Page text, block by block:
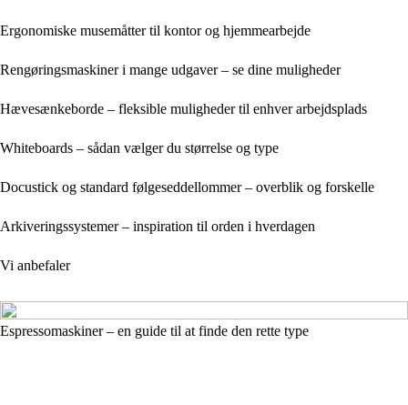
Ergonomiske musemåtter til kontor og hjemmearbejde
Rengøringsmaskiner i mange udgaver – se dine muligheder
Hævesænkeborde – fleksible muligheder til enhver arbejdsplads
Whiteboards – sådan vælger du størrelse og type
Docustick og standard følgeseddellommer – overblik og forskelle
Arkiveringssystemer – inspiration til orden i hverdagen
Vi anbefaler
Espressomaskiner – en guide til at finde den rette type